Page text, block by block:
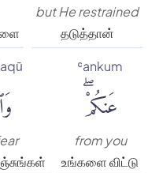
but He restrained
தடுத்தான்
ʿankum
عَنكُمْۖ
from you
உங்களை விட்டு